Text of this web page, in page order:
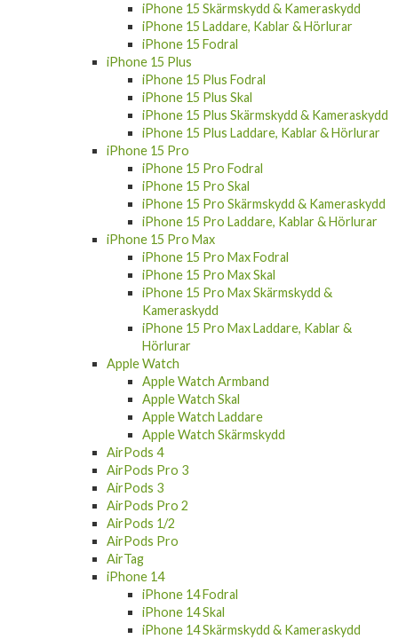
iPhone 15 Skärmskydd & Kameraskydd
iPhone 15 Laddare, Kablar & Hörlurar
iPhone 15 Fodral
iPhone 15 Plus
iPhone 15 Plus Fodral
iPhone 15 Plus Skal
iPhone 15 Plus Skärmskydd & Kameraskydd
iPhone 15 Plus Laddare, Kablar & Hörlurar
iPhone 15 Pro
iPhone 15 Pro Fodral
iPhone 15 Pro Skal
iPhone 15 Pro Skärmskydd & Kameraskydd
iPhone 15 Pro Laddare, Kablar & Hörlurar
iPhone 15 Pro Max
iPhone 15 Pro Max Fodral
iPhone 15 Pro Max Skal
iPhone 15 Pro Max Skärmskydd &
Kameraskydd
iPhone 15 Pro Max Laddare, Kablar &
Hörlurar
Apple Watch
Apple Watch Armband
Apple Watch Skal
Apple Watch Laddare
Apple Watch Skärmskydd
AirPods 4
AirPods Pro 3
AirPods 3
AirPods Pro 2
AirPods 1/2
AirPods Pro
AirTag
iPhone 14
iPhone 14 Fodral
iPhone 14 Skal
iPhone 14 Skärmskydd & Kameraskydd